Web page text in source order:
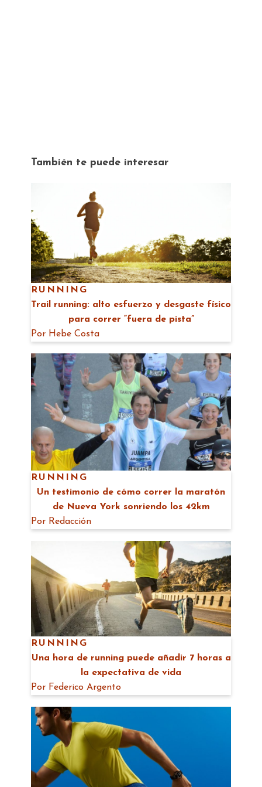
También te puede interesar
RUNNING
Trail running: alto esfuerzo y desgaste físico
para correr “fuera de pista”
Por Hebe Costa
RUNNING
Un testimonio de cómo correr la maratón
de Nueva York sonriendo los 42km
Por Redacción
RUNNING
Una hora de running puede añadir 7 horas a
la expectativa de vida
Por Federico Argento